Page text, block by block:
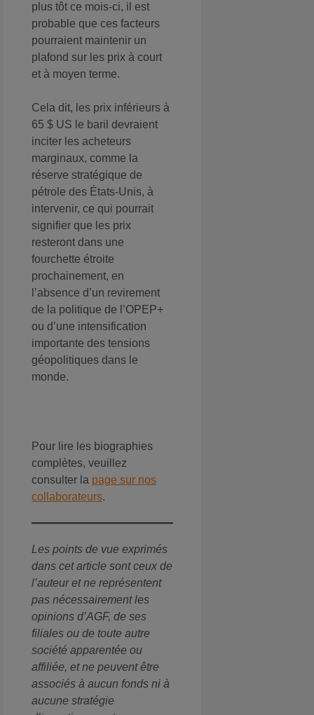
plus tôt ce mois-ci, il est
probable que ces facteurs
pourraient maintenir un
plafond sur les prix à court
et à moyen terme.
Cela dit, les prix inférieurs à
65 $ US le baril devraient
inciter les acheteurs
marginaux, comme la
réserve stratégique de
pétrole des États-Unis, à
intervenir, ce qui pourrait
signifier que les prix
resteront dans une
fourchette étroite
prochainement, en
l’absence d’un revirement
de la politique de l’OPEP+
ou d’une intensification
importante des tensions
géopolitiques dans le
monde.
Pour lire les biographies
complètes, veuillez
consulter la page sur nos
collaborateurs.
Les points de vue exprimés
dans cet article sont ceux de
l’auteur et ne représentent
pas nécessairement les
opinions d’AGF, de ses
filiales ou de toute autre
société apparentée ou
affiliée, et ne peuvent être
associés à aucun fonds ni à
aucune stratégie